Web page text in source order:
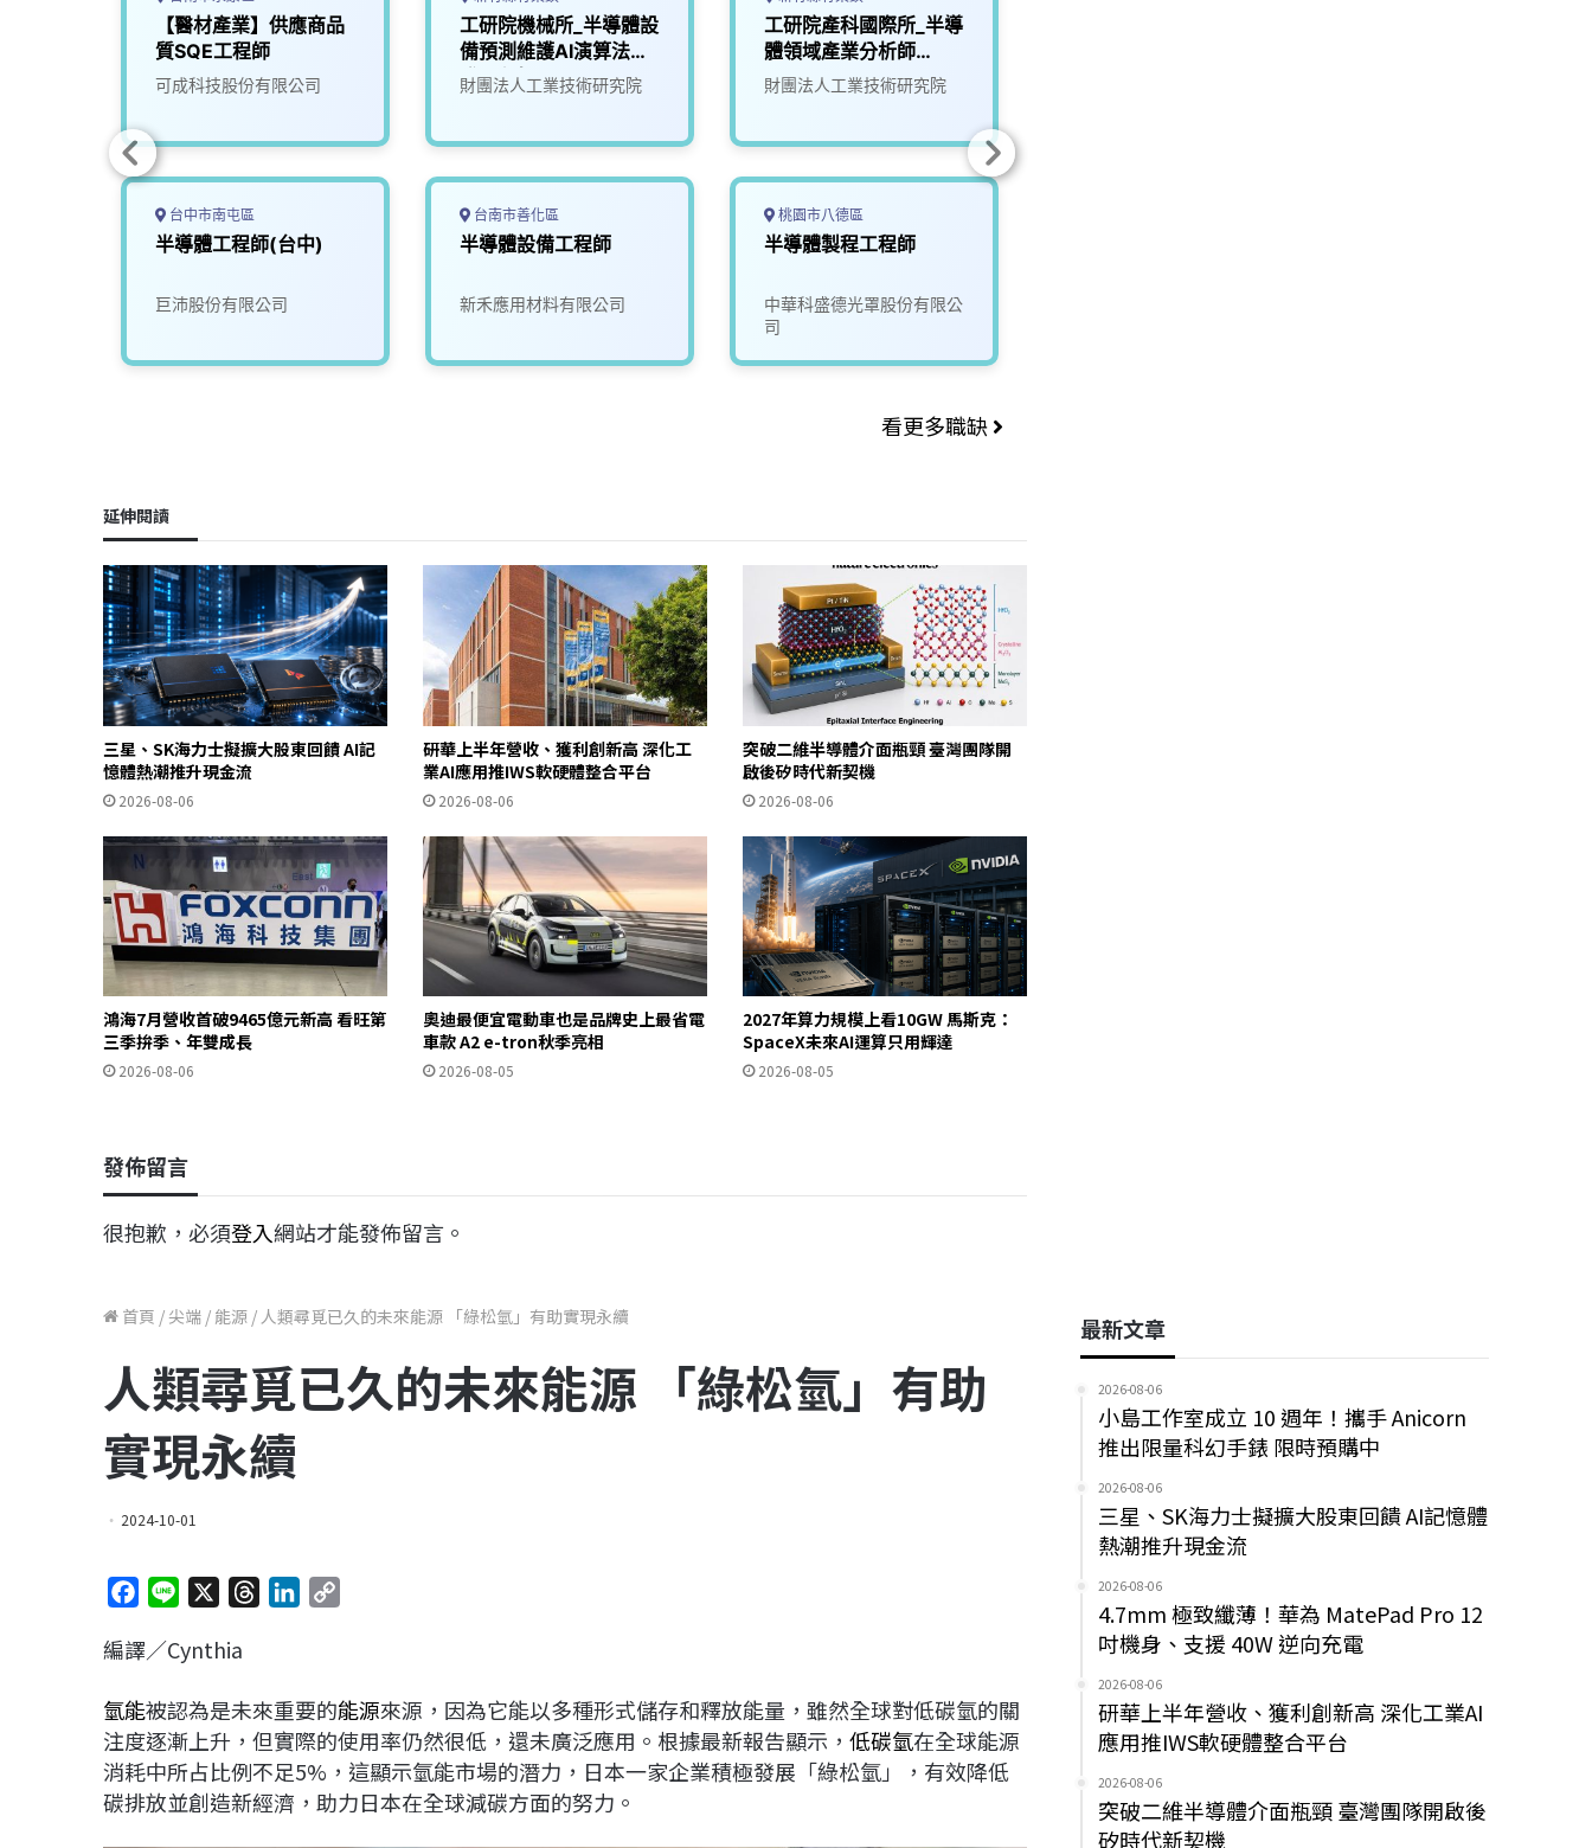
【醫材產業】供應商品
質SQE工程師
可成科技股份有限公司
台中市南屯區
半導體工程師(台中)
巨沛股份有限公司
工研院機械所_半導體設
備預測維護AI演算法開
發工程師(G400)
財團法人工業技術研究院
台南市善化區
半導體設備工程師
新禾應用材料有限公司
工研院產科國際所_半導
體領域產業分析師
(0C300)
財團法人工業技術研究院
桃園市八德區
半導體製程工程師
中華科盛德光罩股份有限公
司
看更多職缺
延伸閱讀
三星、SK海力士擬擴大股東回饋 AI記
憶體熱潮推升現金流
2026-08-06
研華上半年營收、獲利創新高 深化工
業AI應用推IWS軟硬體整合平台
2026-08-06
突破二維半導體介面瓶頸 臺灣團隊開
啟後矽時代新契機
2026-08-06
鴻海7月營收首破9465億元新高 看旺第
三季拚季、年雙成長
2026-08-06
奧迪最便宜電動車也是品牌史上最省電
車款 A2 e-tron秋季亮相
2026-08-05
2027年算力規模上看10GW 馬斯克：
SpaceX未來AI運算只用輝達
2026-08-05
發佈留言
很抱歉，必須登入網站才能發佈留言。